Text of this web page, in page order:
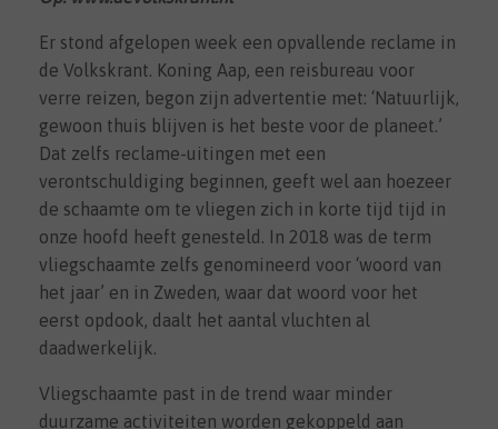
Er stond afgelopen week een opvallende reclame in
de Volkskrant. Koning Aap, een reisbureau voor
verre reizen, begon zijn advertentie met: ‘Natuurlijk,
gewoon thuis blijven is het beste voor de planeet.’
Dat zelfs reclame-uitingen met een
verontschuldiging beginnen, geeft wel aan hoezeer
de schaamte om te vliegen zich in korte tijd tijd in
onze hoofd heeft genesteld. In 2018 was de term
vliegschaamte zelfs genomineerd voor ‘woord van
het jaar’ en in Zweden, waar dat woord voor het
eerst opdook, daalt het aantal vluchten al
daadwerkelijk.
Vliegschaamte past in de trend waar minder
duurzame activiteiten worden gekoppeld aan